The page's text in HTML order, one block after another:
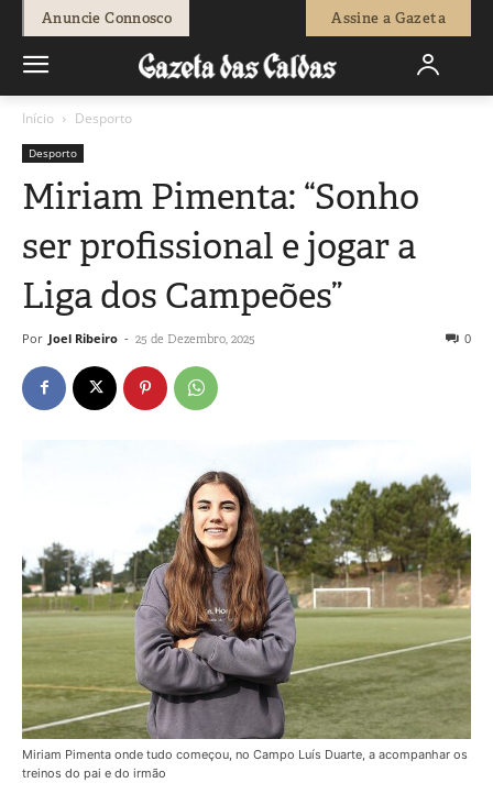
Anuncie Connosco Assine a Gazeta
Início Desporto
Desporto
Miriam Pimenta: “Sonho
ser profissional e jogar a
Liga dos Campeões”
Por Joel Ribeiro - 25 de Dezembro, 2025 0
Miriam Pimenta onde tudo começou, no Campo Luís Duarte, a acompanhar os
treinos do pai e do irmão